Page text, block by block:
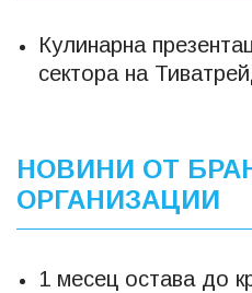
Кулинарна
сектора на
НОВИНИ ОТ
ОРГАНИЗАЦИИ
1 месец остава до